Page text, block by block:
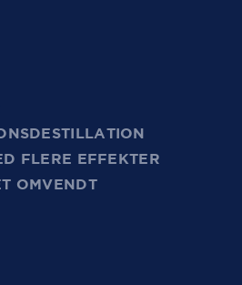
FLERE EFFEKTER
OMVENDT